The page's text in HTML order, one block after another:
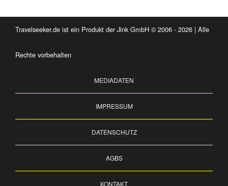
Travelseeker.de ist ein Produkt der Jink GmbH © 2006 - 2026 | Alle
Rechte vorbehalten
MEDIADATEN
IMPRESSUM
DATENSCHUTZ
AGBS
KONTAKT